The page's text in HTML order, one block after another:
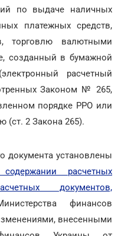
по выдаче наличных
платежных средств,
торговлю валютными
созданный в бумажной
расчетный
Законом № 265,
порядке РРО или
(ст. 2 Закона 265).
документа установлены
расчетных
документов,
финансов
внесенными